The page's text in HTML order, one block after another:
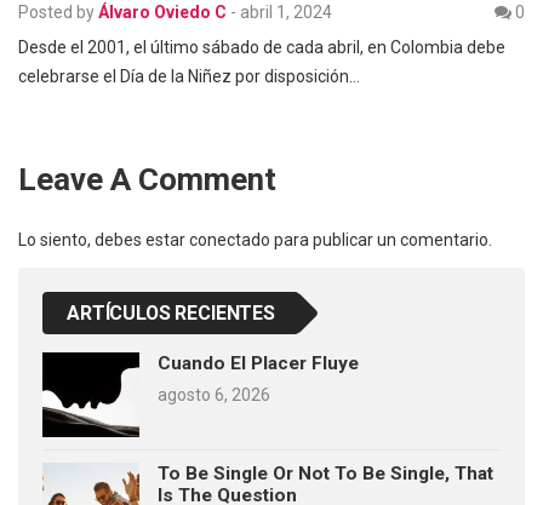
Posted byÁlvaro Oviedo C - abril 1, 2024
0
Desde el 2001, el último sábado de cada abril, en Colombia debe
celebrarse el Día de la Niñez por disposición…
Leave A Comment
Lo siento, debes estarconectado para publicar un comentario.
ARTÍCULOS RECIENTES
Cuando El Placer Fluye
agosto 6, 2026
To Be Single Or Not To Be Single, That
Is The Question